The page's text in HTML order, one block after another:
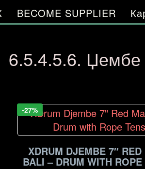
BECOME SUPPLIER
6.5.4.5.6. Џембе
-27%
XDRUM DJEMBE 7″
BALI – DRUM WITH